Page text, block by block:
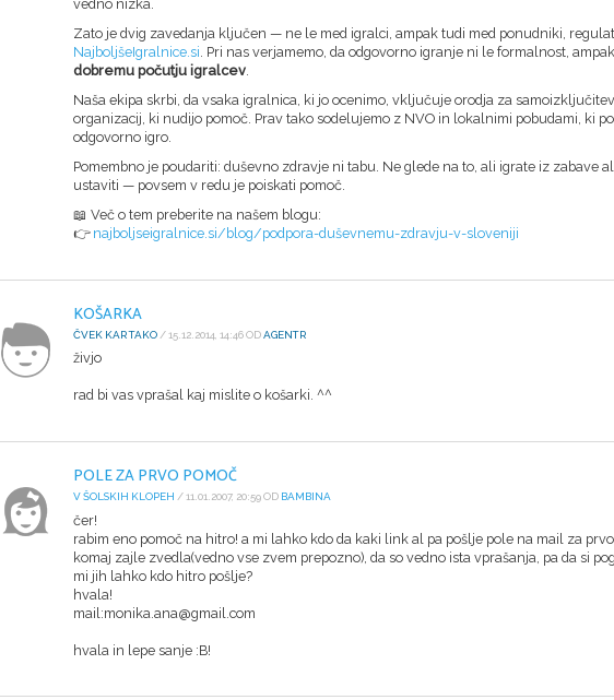
vedno nizka.
Zato je dvig zavedanja ključen — ne le med igralci, ampak tudi med ponudniki,
NajboljšeIgralnice.si. Pri nas verjamemo, da odgovorno igranje ni le formalnost,
dobremu počutju igralcev.
Naša ekipa skrbi, da vsaka igralnica, ki jo ocenimo, vključuje orodja za
organizacij, ki nudijo pomoč. Prav tako sodelujemo z NVO in lokalnimi pobudami, ki
odgovorno igro.
Pomembno je poudariti: duševno zdravje ni tabu. Ne glede na to, ali igrate iz zabave
ustaviti — povsem v redu je poiskati pomoč.
📖 Več o tem preberite na našem blogu:
👉 najboljseigralnice.si/blog/podpora-duševnemu-zdravju-v-sloveniji
KOŠARKA
ČVEK KAR TAKO / 15.12.2014, 14:46 ODAGENTR
živjo
rad bi vas vprašal kaj mislite o košarki. ^^
POLE ZA PRVO POMOČ
V ŠOLSKIH KLOPEH / 11.01.2007, 20:59 OD BAMBINA
čer!
rabim eno pomoč na hitro! a mi lahko kdo da kaki link al pa pošlje pole na mail za
komaj zajle zvedla(vedno vse zvem prepozno), da so vedno ista vprašanja, pa da si
mi jih lahko kdo hitro pošlje?
hvala!
mail:monika.ana@gmail.com
hvala in lepe sanje :B!